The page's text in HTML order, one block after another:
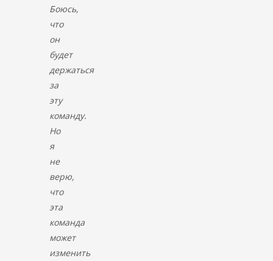
Боюсь,
что
он
будет
держаться
за
эту
команду.
Но
я
не
верю,
что
эта
команда
может
изменить